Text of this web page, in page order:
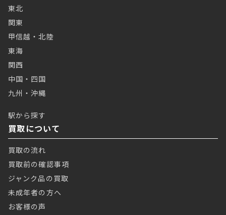
東北
関東
甲信越・北陸
東海
関西
中国・四国
九州・沖縄
駅から探す
買取について
買取の流れ
買取前の確認事項
ジャンク品の買取
未成年者の方へ
お客様の声